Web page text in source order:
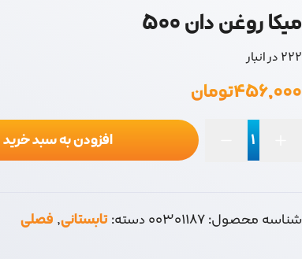
میکا روغن دان 500
222 در انبار
۴۵۶,۰۰۰تومان
500
افزودن به سبد خرید
شناسه محصول:00301187دسته:تابستانی, فصلی